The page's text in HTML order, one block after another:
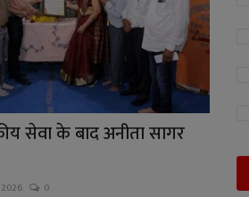
सेवा के बाद अनीता सागर
2026 0